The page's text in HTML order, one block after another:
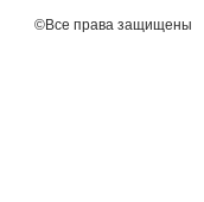
©Все права защищены